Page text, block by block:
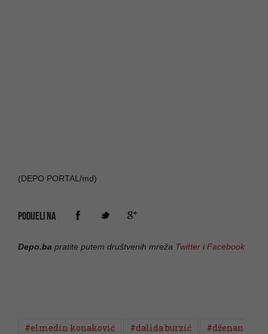
(DEPO PORTAL/md)
PODIJELI NA
Depo.ba pratite putem društvenih mreža Twitter iFacebook
#elmedin konaković #dalida burzić
#dženan